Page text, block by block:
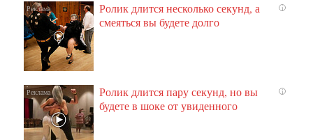
i
Ролик длится несколько секунд, а
смеяться вы будете долго
i
Ролик длится пару секунд, но вы
будете в шоке от увиденного